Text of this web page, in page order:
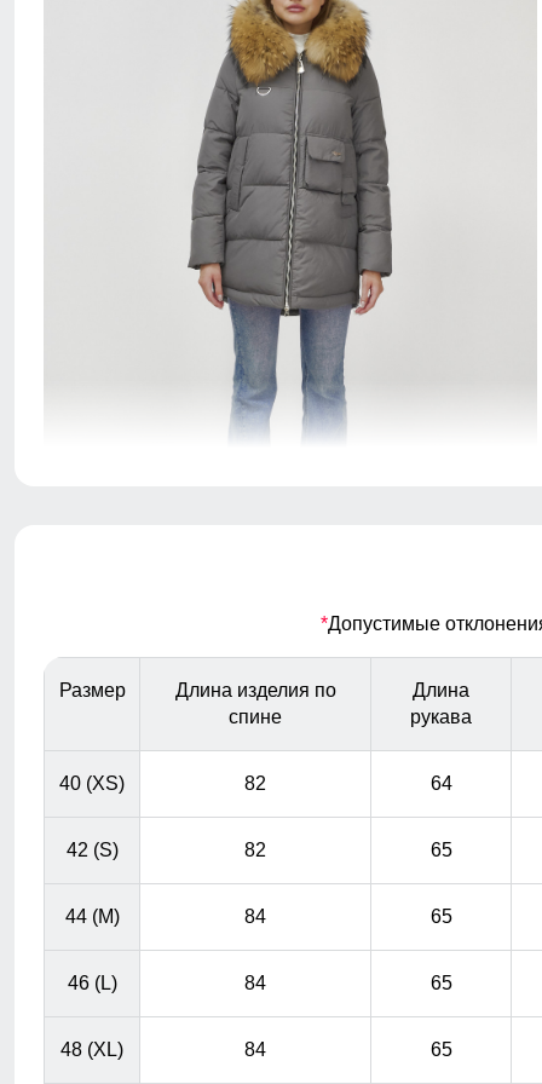
Натуральный мех енота: Роскошная отделка из
натурального меха придает куртке изысканный вид и
добавляет тепла в самые морозные дни. Съемная
*Допустимые
Размер
Длина изделия по
спине
Длина
рукава
40 (XS) 82 64
42 (S) 82 65
44 (M) 84 65
46 (L) 84 65
48 (XL) 84 65